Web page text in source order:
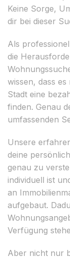
Keine Sorge,
dir bei dieser
Als
die
wissen, dass
Stadt eine
finden. Genau
umfassenden
Unsere
deine
genau zu
individuell ist
an
aufgebaut.
Verfügung
Aber nicht nur